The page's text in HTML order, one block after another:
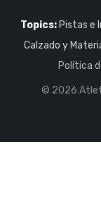
Topics: Pistas e
Calzado y
Política
© 2026